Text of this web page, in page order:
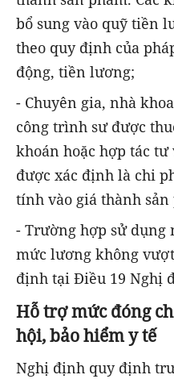
bổ sung vào quỹ tiền
theo quy định của
động, tiền lương;
- Chuyên gia, nhà
công trình sư được
khoán hoặc hợp tác
được xác định là chi
tính vào giá thành sản
- Trường hợp sử dụng
mức lương không
định tại Điều 19 Nghị
Hỗ trợ mức đóng
hội, bảo hiểm y tế
Nghị định quy định